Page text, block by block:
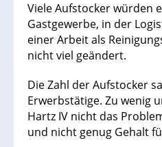
Viele Aufstocker würden
Gastgewerbe, in der
einer Arbeit als
nicht viel geändert.
Die Zahl der Aufstocker
Erwerbstätige. Zu wenig
Hartz IV nicht das
und nicht genug Gehalt